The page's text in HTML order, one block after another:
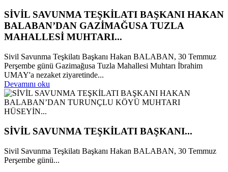
SİVİL SAVUNMA TEŞKİLATI BAŞKANI HAKAN
BALABAN’DAN GAZİMAĞUSA TUZLA
MAHALLESİ MUHTARI...
Sivil Savunma Teşkilatı Başkanı Hakan BALABAN, 30 Temmuz
Perşembe günü Gazimağusa Tuzla Mahallesi Muhtarı İbrahim
UMAY'a nezaket ziyaretinde...
Devamını oku
SİVİL SAVUNMA TEŞKİLATI BAŞKANI...
Sivil Savunma Teşkilatı Başkanı Hakan BALABAN, 30 Temmuz
Perşembe günü...